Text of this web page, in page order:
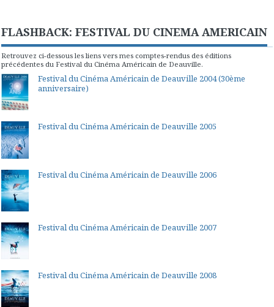
FLASHBACK: FESTIVAL DU CINEMA AMERICAIN
Retrouvez ci-dessous les liens vers mes comptes-rendus des éditions
précédentes du Festival du Cinéma Américain de Deauville.
Festival du Cinéma Américain de Deauville 2004 (30ème
anniversaire)
Festival du Cinéma Américain de Deauville 2005
Festival du Cinéma Américain de Deauville 2006
Festival du Cinéma Américain de Deauville 2007
Festival du Cinéma Américain de Deauville 2008